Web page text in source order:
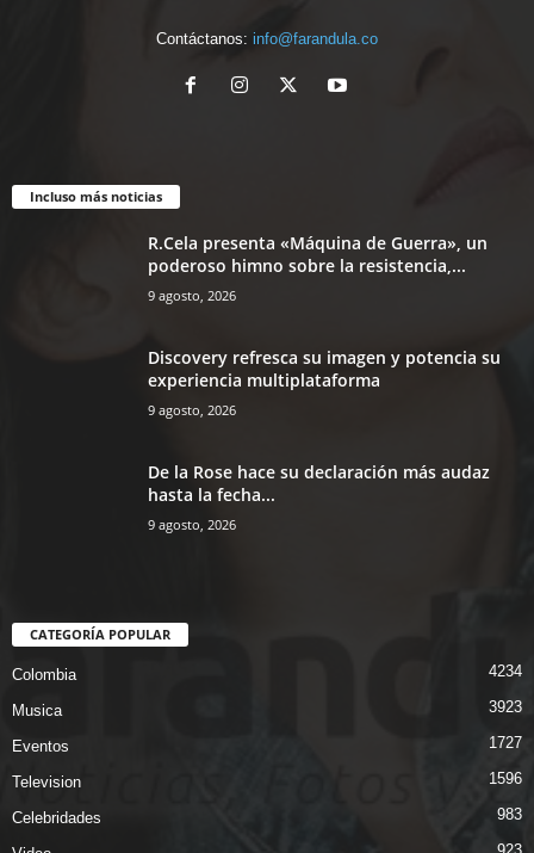
Contáctanos: info@farandula.co
Incluso más noticias
R.Cela presenta «Máquina de Guerra», un
poderoso himno sobre la resistencia,...
9 agosto, 2026
Discovery refresca su imagen y potencia su
experiencia multiplataforma
9 agosto, 2026
De la Rose hace su declaración más audaz
hasta la fecha...
9 agosto, 2026
CATEGORÍA POPULAR
Colombia 4234
Musica 3923
Eventos 1727
Television 1596
Celebridades 983